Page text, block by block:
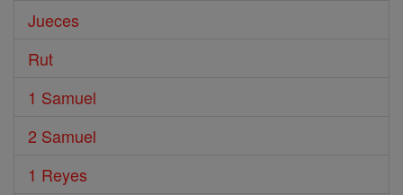
Jueces
Rut
1 Samuel
2 Samuel
1 Reyes